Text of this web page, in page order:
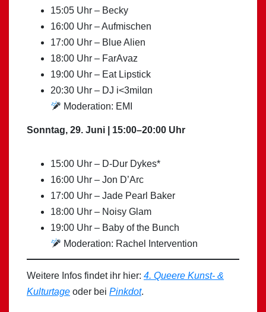
15:05 Uhr – Becky
16:00 Uhr – Aufmischen
17:00 Uhr – Blue Alien
18:00 Uhr – FarAvaz
19:00 Uhr – Eat Lipstick
20:30 Uhr – DJ i<3milɑn
Moderation: EMI
Sonntag, 29. Juni | 15:00–20:00 Uhr
15:00 Uhr – D-Dur Dykes*
16:00 Uhr – Jon D’Arc
17:00 Uhr – Jade Pearl Baker
18:00 Uhr – Noisy Glam
19:00 Uhr – Baby of the Bunch
Moderation: Rachel Intervention
Weitere Infos findet ihr hier: 4. Queere Kunst- &
Kulturtage oder bei Pinkdot.